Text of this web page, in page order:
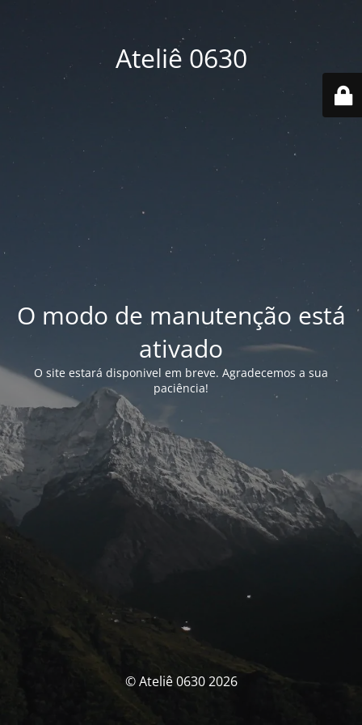
Ateliê 0630
O modo de manutenção está
ativado
O site estará disponivel em breve. Agradecemos a sua
paciência!
© Ateliê 0630 2026